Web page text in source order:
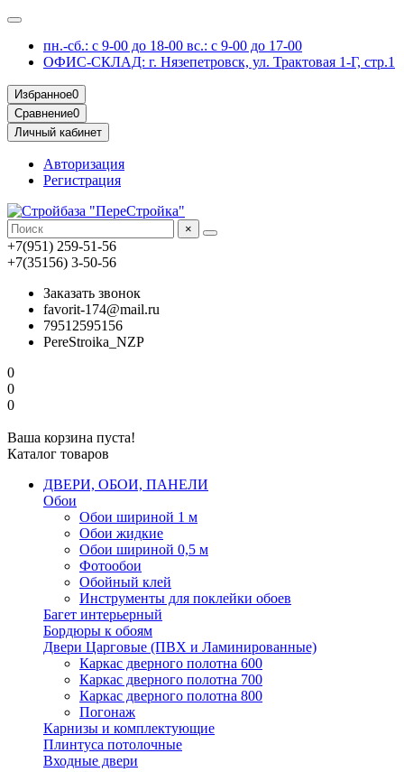
пн.-сб.: с 9-00 до 18-00 вс.: с 9-00 до 17-00
ОФИС-СКЛАД: г. Нязепетровск, ул. Трактовая 1-Г, стр.1
Избранное0
Сравнение0
Личный кабинет
Авторизация
Регистрация
×
+7(951) 259-51-56
+7(35156) 3-50-56
Заказать звонок
favorit-174@mail.ru
79512595156
PereStroika_NZP
0
0
0
Ваша корзина пуста!
Каталог товаров
ДВЕРИ, ОБОИ, ПАНЕЛИ
Обои
Обои шириной 1 м
Обои жидкие
Обои шириной 0,5 м
Фотообои
Обойный клей
Инструменты для поклейки обоев
Багет интерьерный
Бордюры к обоям
Двери Царговые (ПВХ и Ламинированные)
Каркас дверного полотна 600
Каркас дверного полотна 700
Каркас дверного полотна 800
Погонаж
Карнизы и комплектующие
Плинтуса потолочные
Входные двери